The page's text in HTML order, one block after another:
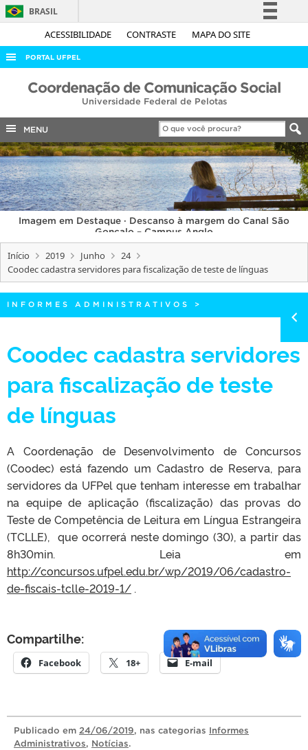
ACESSIBILIDADE CONTRASTE MAPA DO SITE
BRASIL
Simplifique!
Acesso à informação
Legislação
Canais
PORTAL UFPEL
ACESSO À INFORMAÇÃO
COBALTO
CONCURSOS
EDITAIS
INTERNACIONAL
OUVIDORIA
PORTARIAS
TELEFONES
Coordenação de Comunicação Social
Universidade Federal de Pelotas
MENU
Imagem em Destaque · Descanso à margem do Canal São
Gonçalo – Campus Anglo
Início 2019 Junho
24
Coodec cadastra servidores para fiscalização de teste de línguas
INFORMES ADMINISTRATIVOS >
Coodec cadastra servidores
para fiscalização de teste
de línguas
A Coordenação de Desenvolvimento de Concursos
(Coodec) está fazendo um Cadastro de Reserva, para
servidores da UFPel que tenham interesse em trabalhar
na equipe de aplicação (fiscalização) das provas do
Teste de Competência de Leitura em Língua Estrangeira
(TCLLE), que ocorrerá neste domingo (30), a partir das
8h30min. Leia em
http://concursos.ufpel.edu.br/wp/2019/06/cadastro-
de-fiscais-tclle-2019-1/ .
Compartilhe:
Facebook 18+ E-mail
Publicado em 24/06/2019, nas categorias Informes
Administrativos, Notícias.